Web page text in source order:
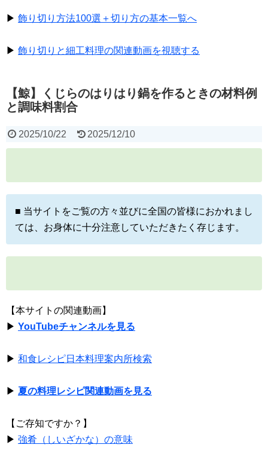
▶ 飾り切り方法100選＋切り方の基本一覧へ
▶ 飾り切りと細工料理の関連動画を視聴する
【鯨】くじらのはりはり鍋を作るときの材料例
と調味料割合
2025/10/22 2025/12/10
■ 当サイトをご覧の方々並びに全国の皆様におかれまし
ては、お身体に十分注意していただきたく存じます。
【本サイトの関連動画】
▶ YouTubeチャンネルを見る
▶ 和食レシピ日本料理案内所検索
▶ 夏の料理レシピ関連動画を見る
【ご存知ですか？】
▶ 強肴（しいざかな）の意味